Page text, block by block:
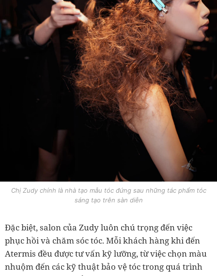
Chị Zudy chính là nhà tạo mẫu tóc đứng sau những tác phẩm tóc
sáng tạo trên sàn diễn
Đặc biệt, salon của Zudy luôn chú trọng đến việc
phục hồi và chăm sóc tóc. Mỗi khách hàng khi đến
Atermis đều được tư vấn kỹ lưỡng, từ việc chọn màu
nhuộm đến các kỹ thuật bảo vệ tóc trong quá trình